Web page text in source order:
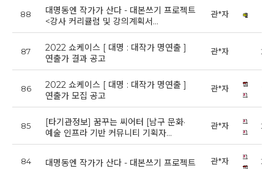
88
대명동엔 작가가 산다 - 대본쓰기 프로젝트
<강사 커리큘럼 및 강의계획서…
관*자
87
2022 쇼케이스 [ 대명 : 대작가 명연출 ]
연출가 결과 공고
관*자
86
2022 쇼케이스 [ 대명 : 대작가 명연출 ]
연출가 모집 공고
관*자
85
[타기관정보] 꿈꾸는 씨어터 [남구 문화·
예술 인프라 기반 커뮤니티 기획자…
관*자
84 대명동엔 작가가 산다 - 대본쓰기 프로젝트 관*자